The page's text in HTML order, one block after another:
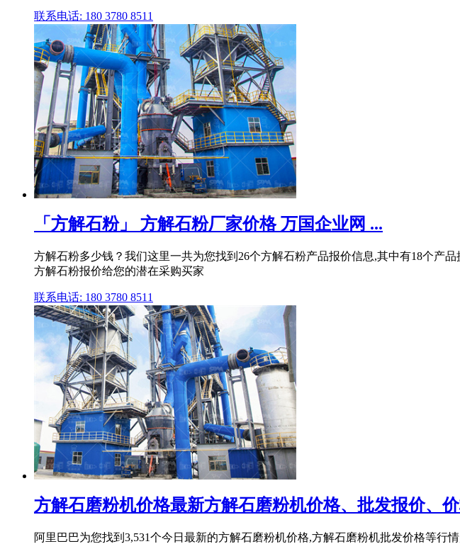
联系电话: 180 3780 8511
「方解石粉」 方解石粉厂家价格 万国企业网 ...
方解石粉多少钱？我们这里一共为您找到26个方解石粉产品报价信息,其中有18个产
方解石粉报价给您的潜在采购买家
联系电话: 180 3780 8511
方解石磨粉机价格最新方解石磨粉机价格、批发报价、
阿里巴巴为您找到3,531个今日最新的方解石磨粉机价格,方解石磨粉机批发价格等